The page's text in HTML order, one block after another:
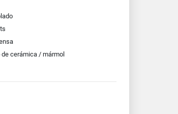
de cerámica / mármol